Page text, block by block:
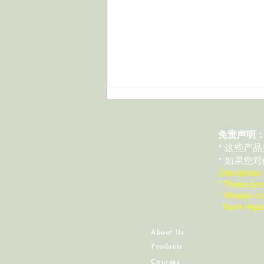
Day 29｜今天，我想讲一支关
免责声明：
* 这些产
* 如果您
Disclaimer:
* These
* Always
have
About Us
Products
Courses